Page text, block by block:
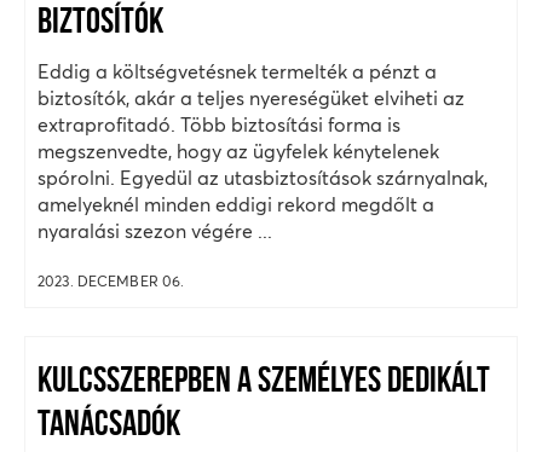
BIZTOSÍTÓK
Eddig a költségvetésnek termelték a pénzt a
biztosítók, akár a teljes nyereségüket elviheti az
extraprofitadó. Több biztosítási forma is
megszenvedte, hogy az ügyfelek kénytelenek
spórolni. Egyedül az utasbiztosítások szárnyalnak,
amelyeknél minden eddigi rekord megdőlt a
nyaralási szezon végére ...
2023. DECEMBER 06.
KULCSSZEREPBEN A SZEMÉLYES DEDIKÁLT
TANÁCSADÓK